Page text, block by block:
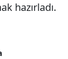
hazırladı.